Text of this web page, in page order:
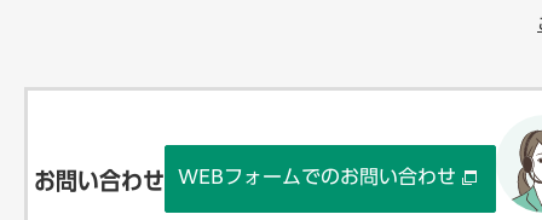
お問い合わせ WEBフォームでのお問い合わせ